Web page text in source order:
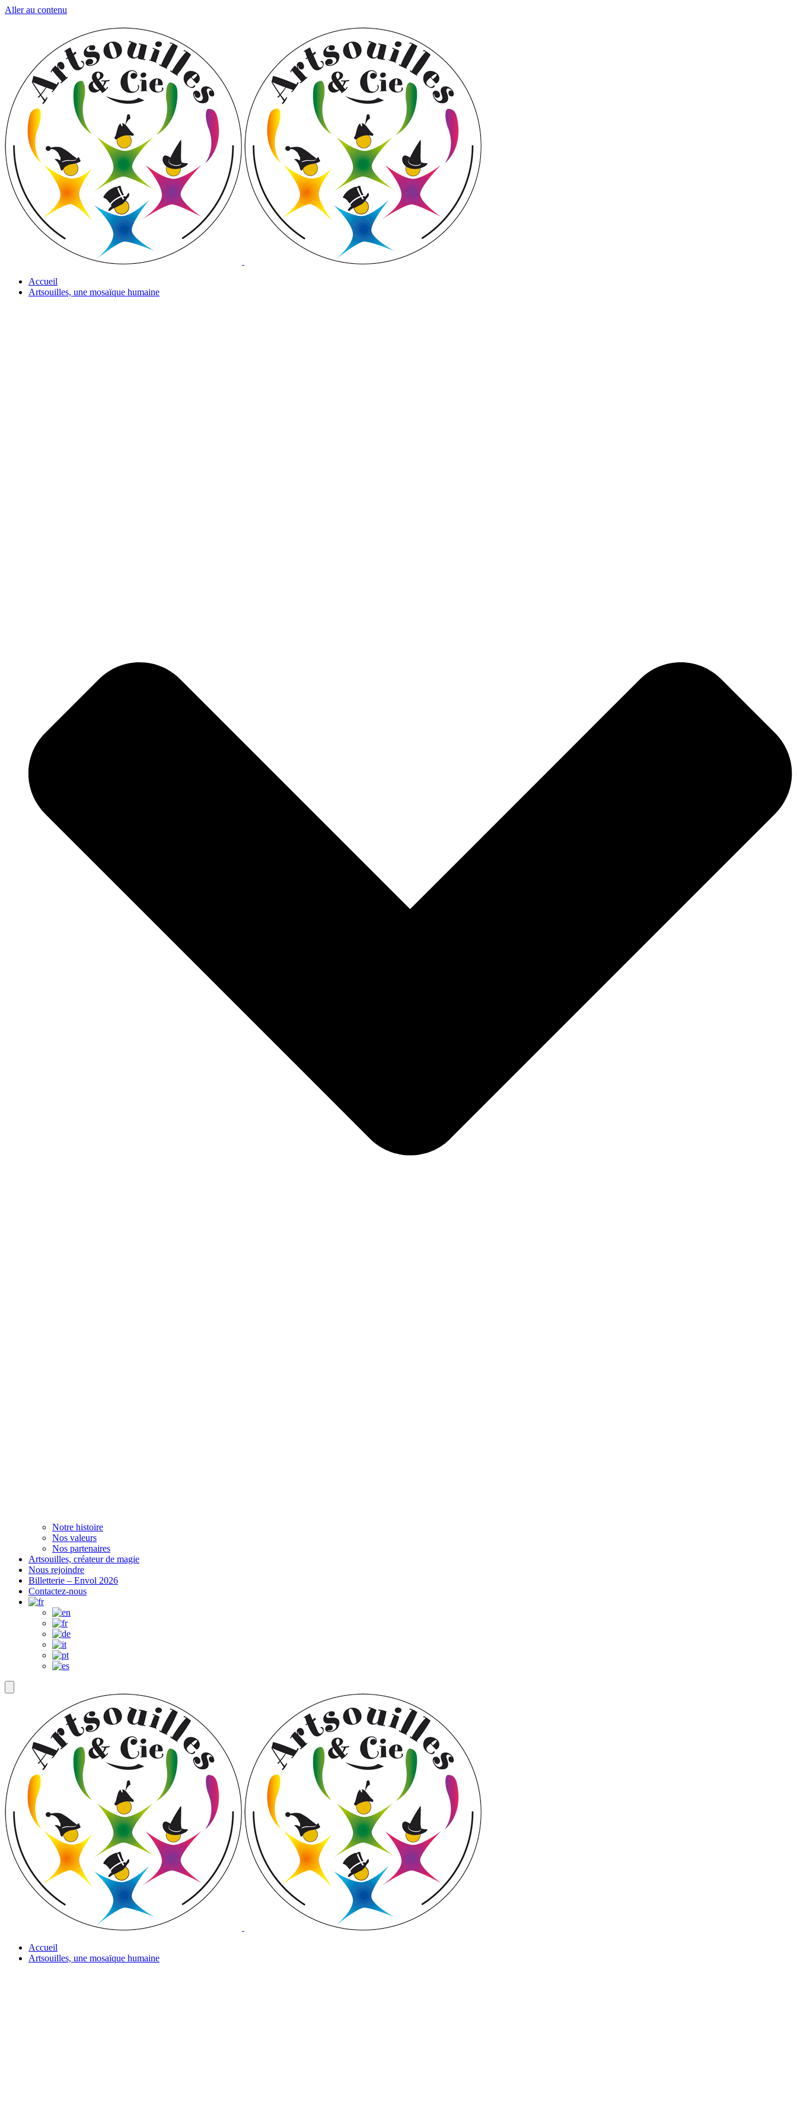
Aller au contenu
Accueil
Artsouilles, une mosaïque humaine
Notre histoire
Nos valeurs
Nos partenaires
Artsouilles, créateur de magie
Nous rejoindre
Billetterie – Envol 2026
Contactez-nous
Accueil
Artsouilles, une mosaïque humaine